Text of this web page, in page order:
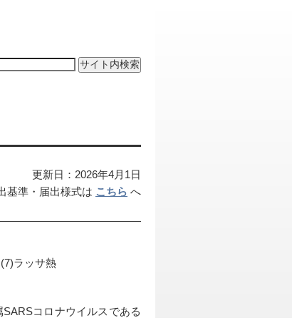
更新日：2026年4月1日
基準・届出様式は こちら へ
ラッサ熱
コロナウイルスである